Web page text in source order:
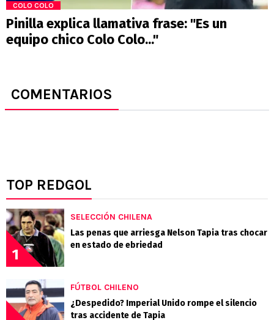
COLO COLO
Pinilla explica llamativa frase: "Es un
equipo chico Colo Colo..."
COMENTARIOS
TOP REDGOL
1
SELECCIÓN CHILENA
Las penas que arriesga Nelson Tapia tras chocar
en estado de ebriedad
FÚTBOL CHILENO
¿Despedido? Imperial Unido rompe el silencio
tras accidente de Tapia